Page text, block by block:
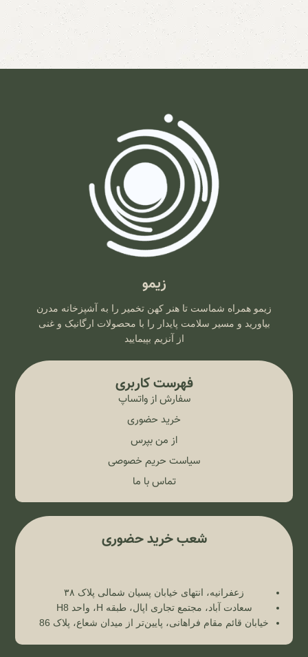
می‌کنید که ریشه در فرهنگ اصیل و شاخه در آسمان علم امروز دارد.
زیمو
زیمو همراه شماست تا هنر کهن تخمیر را به آشپزخانه مدرن
بیاورید و مسیر سلامت پایدار را با محصولات ارگانیک و غنی
از آنزیم بپیمایید
فهرست کاربری
سفارش از واتساپ
خرید حضوری
از من بپرس
سیاست حریم خصوصی
تماس با ما
شعب خرید حضوری
زعفرانیه، انتهای خیابان پسیان شمالی پلاک ۳۸
سعادت آباد، مجتمع تجاری اپال، طبقه H، واحد H8
خیابان قائم مقام فراهانی، پایین‌تر از میدان شعاع، پلاک 86